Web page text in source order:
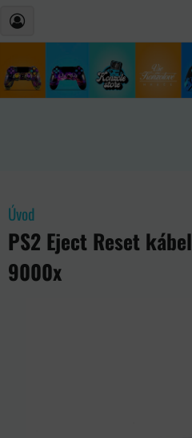
Úvod
PS2 Eject Reset
9000x